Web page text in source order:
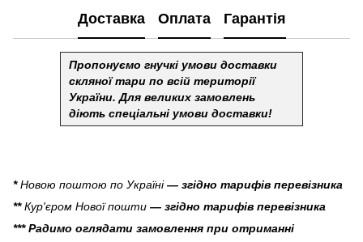
Доставка Оплата Гарантія
Пропонуємо гнучкі умови доставки
скляної тари по всій території
України. Для великих замовлень
діють спеціальні умови доставки!
*Новою поштою по Україні— згідно тарифів перевізника
**Кур'єром Нової пошти — згідно тарифів перевізника
*** Радимо оглядати замовлення при отриманні